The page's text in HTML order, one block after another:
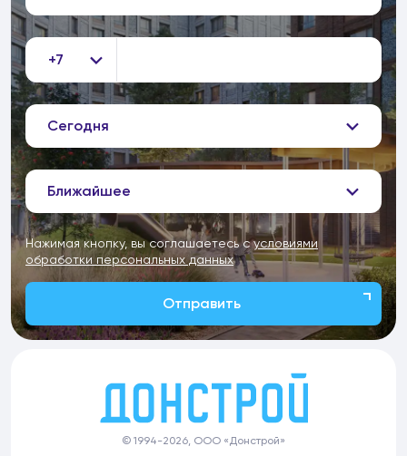
+7
Сегодня
Ближайшее
Нажимая кнопку, вы соглашаетесь сусловиями
обработки персональных данных
Отправить
© 1994-2026, ООО «Донстрой»